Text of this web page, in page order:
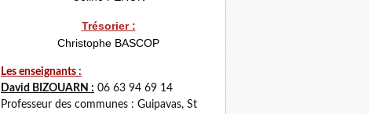
Trésorier :
Christophe BASCOP
Les enseignants :
David BIZOUARN : 06 63 94 69 14
Professeur des communes : Guipavas, St